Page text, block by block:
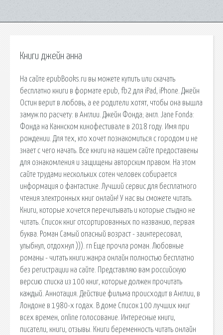
Книги джейн анна
На сайте epubBooks.ru вы можете купить или скачать
бесплатно книги в формате epub, fb2 для iPad, iPhone. Джейн
Остин верит в любовь, а ее родители хотят, чтобы она вышла
замуж по расчету: в Англии. Джейн Фонда; англ. Jane Fonda:
Фонда на Каннском кинофестивале в 2018 году. Имя при
рождении. Для тех, кто хочет познакомиться с городом и не
знает с чего начать. Все книги на нашем сайте предоставены
для ознакомления и защищены авторским правом. На этом
сайте трудами нескольких сотен человек собирается
информация о фантастике. Лучший сервис для бесплатного
чтения электронных книг онлайн! У нас вы сможете читать.
Книги, которые хочется перечитывать и которые стыдно не
читать. Список книг отсортированных по названию, первая
буква. Роман Самый опасный возраст - заинтересовал,
улыбнул, отдохнул ))). rn Еще прочла роман. Любовные
романы - читать книги жанра онлайн полностью бесплатно
без регистрации на сайте. Представляю вам российскую
версию списка из 100 книг, которые должен прочитать
каждый. Аннотация. Действие фильма происходит в Англии, в
Лондоне в 1980-х годах. В доме Список 100 лучших книг
всех времен, online голосование. Интересные книги,
писатели, книги, отзывы. Книги беременность читать онлайн